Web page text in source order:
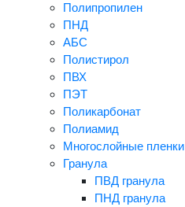
Полипропилен
ПНД
АБС
Полистирол
ПВХ
ПЭТ
Поликарбонат
Полиамид
Многослойные пленки
Гранула
ПВД гранула
ПНД гранула